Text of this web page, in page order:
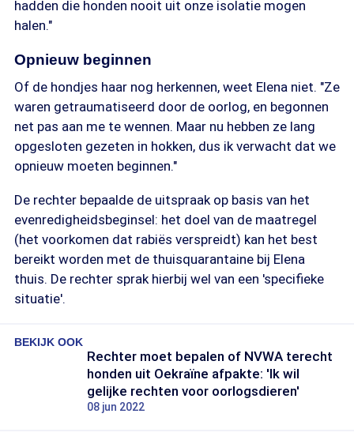
hadden die honden nooit uit onze isolatie mogen
halen."
Opnieuw beginnen
Of de hondjes haar nog herkennen, weet Elena niet. "Ze
waren getraumatiseerd door de oorlog, en begonnen
net pas aan me te wennen. Maar nu hebben ze lang
opgesloten gezeten in hokken, dus ik verwacht dat we
opnieuw moeten beginnen."
De rechter bepaalde de uitspraak op basis van het
evenredigheidsbeginsel: het doel van de maatregel
(het voorkomen dat rabiës verspreidt) kan het best
bereikt worden met de thuisquarantaine bij Elena
thuis. De rechter sprak hierbij wel van een 'specifieke
situatie'.
BEKIJK OOK
Rechter moet bepalen of NVWA terecht
honden uit Oekraïne afpakte: 'Ik wil
gelijke rechten voor oorlogsdieren'
08 jun 2022